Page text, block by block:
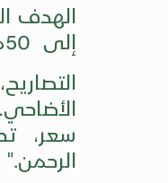
إلى 50
سعر،
الرحمن".